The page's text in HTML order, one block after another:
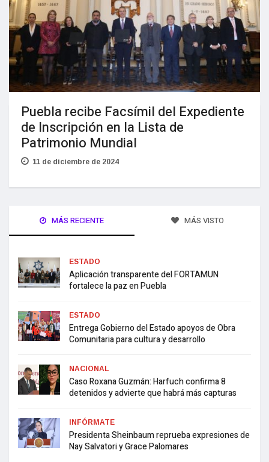
Puebla recibe Facsímil del Expediente
de Inscripción en la Lista de
Patrimonio Mundial
11 de diciembre de 2024
MÁS RECIENTE MÁS VISTO
ESTADO
Aplicación transparente del FORTAMUN
fortalece la paz en Puebla
ESTADO
Entrega Gobierno del Estado apoyos de Obra
Comunitaria para cultura y desarrollo
NACIONAL
Caso Roxana Guzmán: Harfuch confirma 8
detenidos y advierte que habrá más capturas
INFÓRMATE
Presidenta Sheinbaum reprueba expresiones de
Nay Salvatori y Grace Palomares